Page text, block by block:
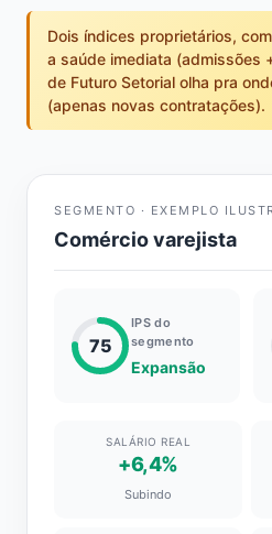
Dois índices proprietários,
a saúde imediata (admissões
de Futuro Setorial olha pra
(apenas novas contratações).
SEGMENTO · EXEMPLO
Comércio varejista
75
IPS do
segmento
Expansão
SALÁRIO REAL
+6,4%
Subindo